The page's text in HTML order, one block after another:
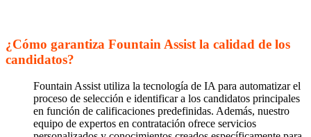
¿Cómo garantiza Fountain Assist la calidad de los
candidatos?
Fountain Assist utiliza la tecnología de IA para automatizar el
proceso de selección e identificar a los candidatos principales
en función de calificaciones predefinidas. Además, nuestro
equipo de expertos en contratación ofrece servicios